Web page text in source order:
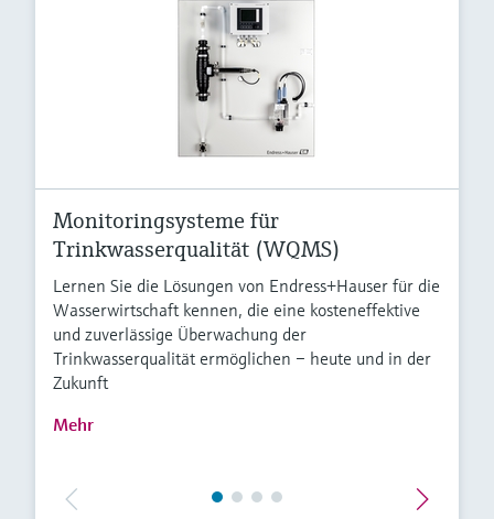
Monitoringsysteme für
Trinkwasserqualität (WQMS)
Lernen Sie die Lösungen von Endress+Hauser für die
Wasserwirtschaft kennen, die eine kosteneffektive
und zuverlässige Überwachung der
Trinkwasserqualität ermöglichen – heute und in der
Zukunft
Mehr